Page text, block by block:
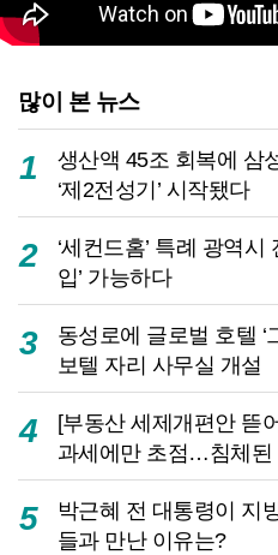
많이 본 뉴스
1
생산액 45조 회복에 삼
‘제2전성기’ 시작됐다
2
‘세컨드홈’ 특례 광역
입’ 가능하다
3
동성로에 글로벌 호텔
보텔 자리 사무실 개설
4
[부동산 세제개편안 뜯
과세에만 초점…침체된
5
박근혜 전 대통령이 지
들과 만난 이유는?